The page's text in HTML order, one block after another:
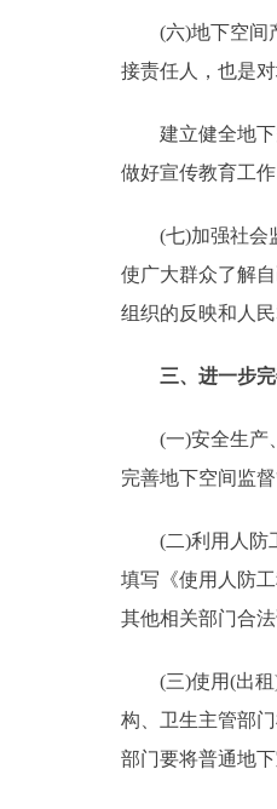
(六)地下空间产
接责任人，也是
建立健全地下空
做好宣传教育工
(七)加强社会监
使广大群众了解
组织的反映和人
三、进一步
(一)安全生产、
完善地下空间监督
(二)利用人防工
填写《使用人防
其他相关部门合
(三)使用(出租)
构、卫生主管部
部门要将普通地